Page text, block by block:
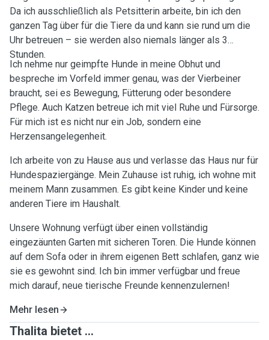
Da ich ausschließlich als Petsitterin arbeite, bin ich den
ganzen Tag über für die Tiere da und kann sie rund um die
Uhr betreuen – sie werden also niemals länger als 3
Stunden.
Ich nehme nur geimpfte Hunde in meine Obhut und
bespreche im Vorfeld immer genau, was der Vierbeiner
braucht, sei es Bewegung, Fütterung oder besondere
Pflege. Auch Katzen betreue ich mit viel Ruhe und Fürsorge.
Für mich ist es nicht nur ein Job, sondern eine
Herzensangelegenheit.
Ich arbeite von zu Hause aus und verlasse das Haus nur für
Hundespaziergänge. Mein Zuhause ist ruhig, ich wohne mit
meinem Mann zusammen. Es gibt keine Kinder und keine
anderen Tiere im Haushalt.
Unsere Wohnung verfügt über einen vollständig
eingezäunten Garten mit sicheren Toren. Die Hunde können
auf dem Sofa oder in ihrem eigenen Bett schlafen, ganz wie
sie es gewohnt sind. Ich bin immer verfügbar und freue
mich darauf, neue tierische Freunde kennenzulernen!
Mehr lesen
Thalita bietet ...